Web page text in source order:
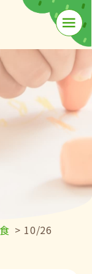
≡
> 10/26